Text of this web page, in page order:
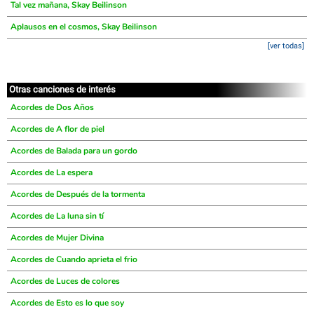
Tal vez mañana, Skay Beilinson
Aplausos en el cosmos, Skay Beilinson
[ver todas]
Otras canciones de interés
Acordes de Dos Años
Acordes de A flor de piel
Acordes de Balada para un gordo
Acordes de La espera
Acordes de Después de la tormenta
Acordes de La luna sin tí
Acordes de Mujer Divina
Acordes de Cuando aprieta el frio
Acordes de Luces de colores
Acordes de Esto es lo que soy